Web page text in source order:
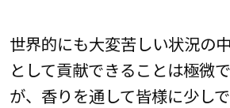
世界的にも大変苦しい状況の
として貢献できることは極微
が、香りを通して皆様に少し